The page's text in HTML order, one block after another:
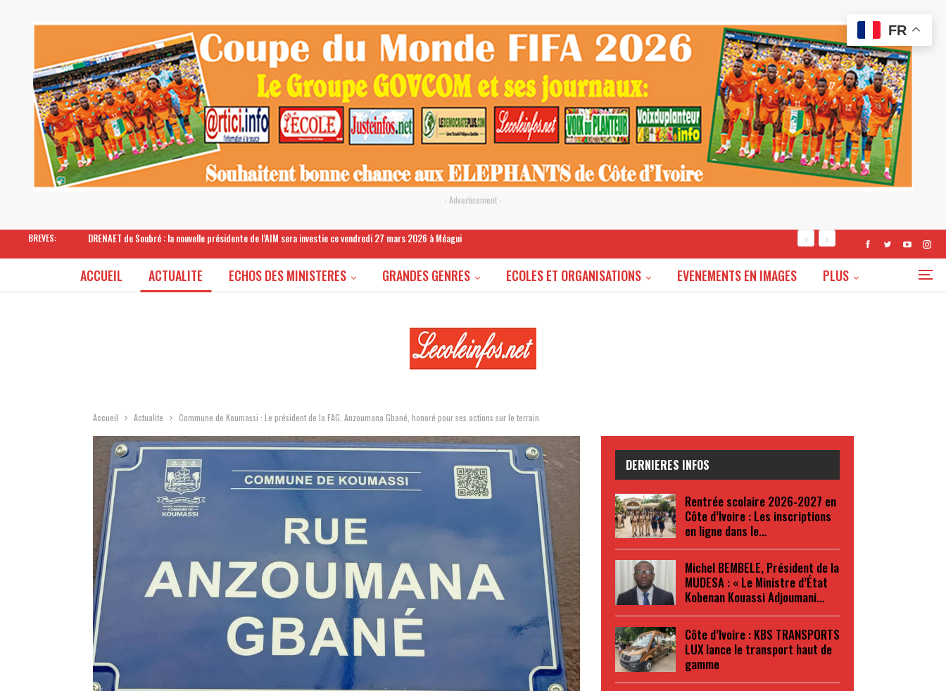
- Advertisement -
BREVES: DRENAET de Soubré : la nouvelle présidente de l’AIM sera investie ce vendredi 27 mars 2026 à Méagui
ACCUEIL ACTUALITE ECHOS DES MINISTERES GRANDES GENRES ECOLES ET ORGANISATIONS EVENEMENTS EN IMAGES PLUS
Accueil Actualite Commune de Koumassi : Le président de la FAG, Anzoumana Gbané, honoré pour ses actions sur le terrain
DERNIERES INFOS
Rentrée scolaire 2026-2027 en
Côte d’Ivoire : Les inscriptions
en ligne dans le…
Michel BEMBELE, Président de la
MUDESA : « Le Ministre d’État
Kobenan Kouassi Adjoumani…
Côte d’Ivoire : KBS TRANSPORTS
LUX lance le transport haut de
gamme
FR